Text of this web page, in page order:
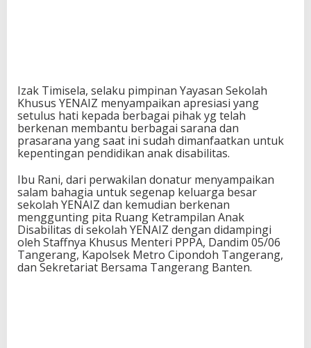
Izak Timisela, selaku pimpinan Yayasan Sekolah
Khusus YENAIZ menyampaikan apresiasi yang
setulus hati kepada berbagai pihak yg telah
berkenan membantu berbagai sarana dan
prasarana yang saat ini sudah dimanfaatkan untuk
kepentingan pendidikan anak disabilitas.
Ibu Rani, dari perwakilan donatur menyampaikan
salam bahagia untuk segenap keluarga besar
sekolah YENAIZ dan kemudian berkenan
menggunting pita Ruang Ketrampilan Anak
Disabilitas di sekolah YENAIZ dengan didampingi
oleh Staffnya Khusus Menteri PPPA, Dandim 05/06
Tangerang, Kapolsek Metro Cipondoh Tangerang,
dan Sekretariat Bersama Tangerang Banten.